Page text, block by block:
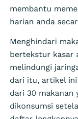
membantu
harian anda
Menghindari
bertekstur kasar
melindungi
dari itu, artikel
dari 30 makanan
dikonsumsi